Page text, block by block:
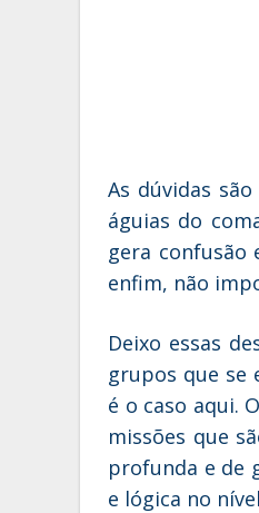
As dúvidas
águias do
gera confusão
enfim, não
Deixo essas
grupos que se
é o caso aqui.
missões que
profunda e de
e lógica no